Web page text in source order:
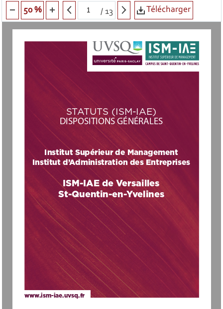
50 % /13 Télécharger
STATUTS (ISM-IAE)
DISPOSITIONS GÉNÉRALES
Institut Supérieur de Management
Institut d’Administration des Entreprises
ISM-IAE de Versailles
St-Quentin-en-Yvelines
www.ism-iae.uvsq.fr